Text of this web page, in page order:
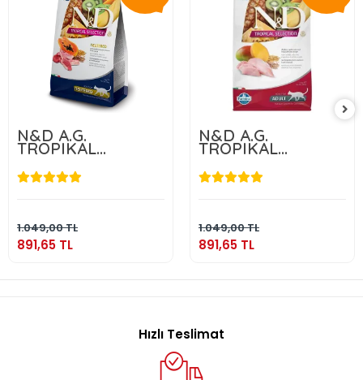
N&D A.G.
TROPIKAL
NEUTERED LAMB
1,5 KG
1.049,00 TL
891,65 TL
891,65 TL
N&D A.G.
TROPIKAL
NEUTERED
CHICKEN 1,5 KG
1.049,00 TL
891,65 TL
891,65 TL
Hızlı Teslimat